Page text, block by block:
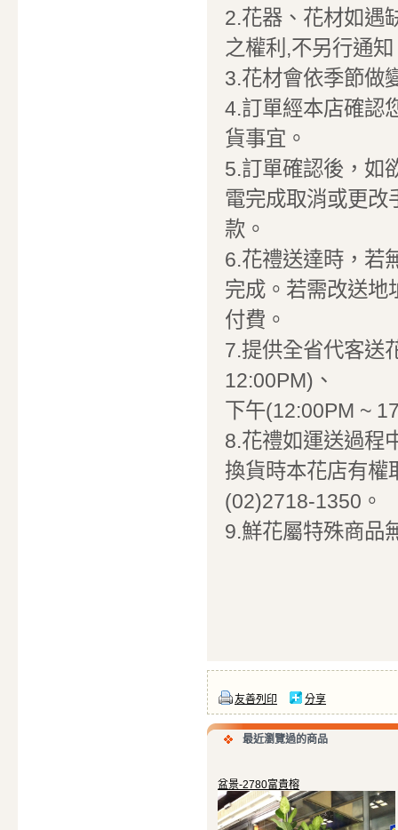
2.花器、花材如遇
之權利,不另行通
3.花材會依季節做
4.訂單經本店確認
貨事宜。
5.訂單確認後，如
電完成取消或更改
款。
6.花禮送達時，若
完成。若需改送地
付費。
7.提供全省代客送
12:00PM)、
下午(12:00PM ~
8.花禮如運送過程
換貨時本花店有權
(02)2718-1350。
9.鮮花屬特殊商品
友善列印 分享
最近瀏覽過的商品
盆景-2780富貴榕